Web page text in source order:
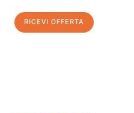
RICEVI OFFERTA